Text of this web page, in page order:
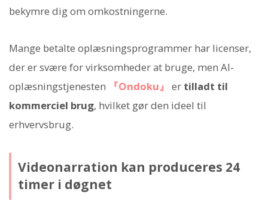
bekymre dig om omkostningerne.
Mange betalte oplæsningsprogrammer har licenser,
der er svære for virksomheder at bruge, men AI-
oplæsningstjenesten
『Ondoku』 er tilladt til
kommerciel brug, hvilket gør den ideel til
erhvervsbrug.
Videonarration kan produceres 24
timer i døgnet